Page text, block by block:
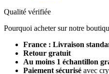
Qualité vérifiée
Pourquoi acheter sur notre
France : Livraison
Retour gratuit
Au moins 1 échantillon
Paiement sécurisé avec